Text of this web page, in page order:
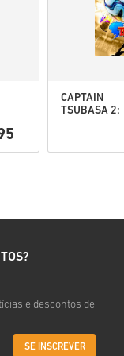
o teu e-mail
o método de
a tua encomenda
CAPTAIN
TSUBASA 2:
Deluxe
e descontos de
SE INSCREVER